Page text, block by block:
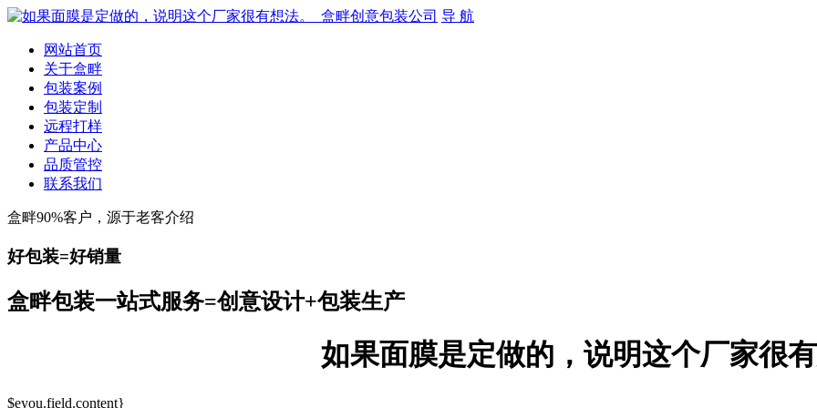
导 航
网站首页
关于盒畔
包装案例
包装定制
远程打样
产品中心
品质管控
联系我们
盒畔90%客户，源于老客介绍
好包装=好销量
盒畔包装一站式服务=创意设计+包装生产
如果面膜是定做的，说明这个厂家很
$eyou.field.content}